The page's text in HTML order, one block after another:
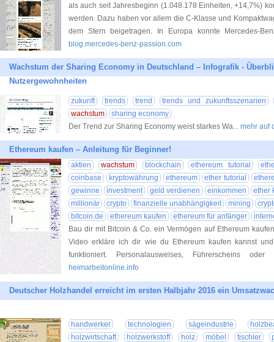
als auch seit Jahresbeginn (1.048.178 Einheiten, +14,7%)
werden. Dazu haben vor allem die C-Klasse und
dem Stern beigetragen. In Europa konnte Mercedes-
blog.mercedes-benz-passion.com
Wachstum der Sharing Economy in Deutschland – Infografik -
Nutzergewohnheiten
zukunft trends trend
trends und zukunftsszenarien
wachstum
sharing economy
Der Trend zur Sharing Economy weist starkes Wa... mehr auf
Ethereum kaufen – Anleitung für Beginner!
aktien wachstum blockchain ethereum tutorial
coinbase
kryptowährung ethereum ether tutorial
gewinne
investment geld verdienen einkommen
ether
millionär
crypto finanzielle unabhängigkeit mining
bitcoin.de
ethereum kaufen ethereum für anfänger
Bau dir mit Bitcoin & Co. ein Vermögen auf Ethereum
Video erkläre ich dir wie du Ethereum kaufen kannst
funktioniert. Personalausweises, Führerscheins
heimarbeitonline.info
Deutscher Holzhandel erreicht im ersten Halbjahr 2016 ein
handwerker technologien sägeindustrie
holzwirtschaft
holzwerkstoff holz möbel tischler